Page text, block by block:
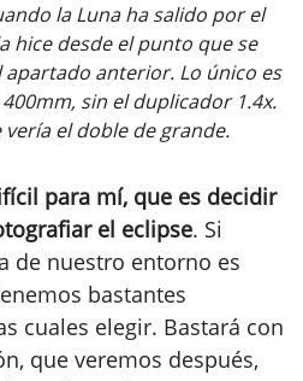
la Luna ha salido por el
hice desde el punto que se
anterior. Lo único es
sin el duplicador 1.4x.
vería el doble de grande.
para mí, que es decidir
el eclipse. Si
de nuestro entorno es
bastantes
cuales elegir. Bastará con
que veremos después,